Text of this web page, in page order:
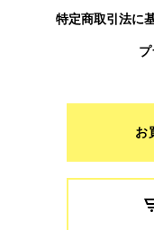
特定商取引法に
お